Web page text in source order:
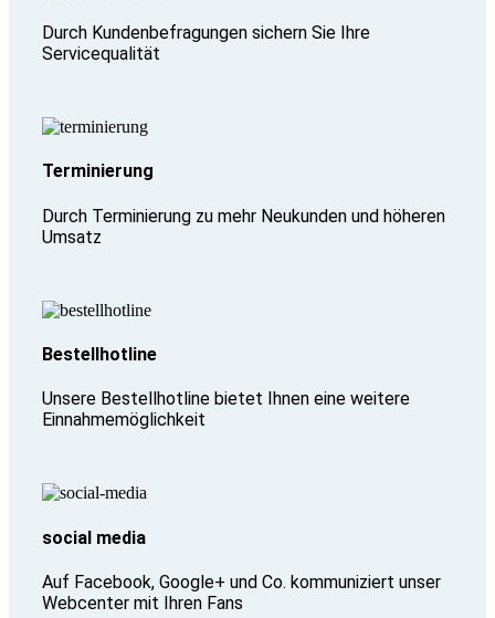
Durch Kundenbefragungen sichern Sie Ihre
Servicequalität
Terminierung
Durch Terminierung zu mehr Neukunden und höheren
Umsatz
Bestellhotline
Unsere Bestellhotline bietet Ihnen eine weitere
Einnahmemöglichkeit
social media
Auf Facebook, Google+ und Co. kommuniziert unser
Webcenter mit Ihren Fans